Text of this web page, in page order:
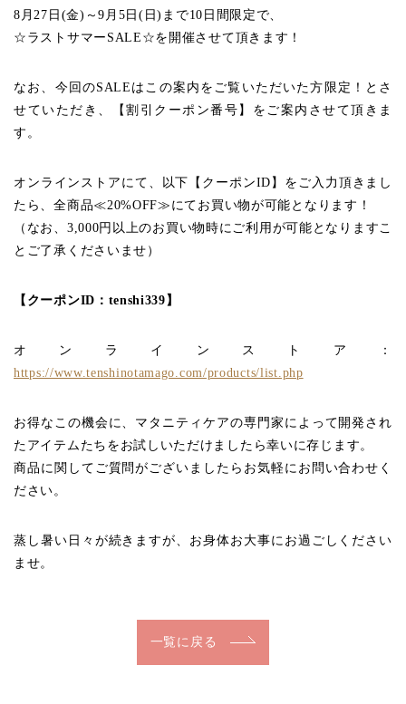
8月27日(金)～9月5日(日)まで10日間限定で、
☆ラストサマーSALE☆を開催させて頂きます！
なお、今回のSALEはこの案内をご覧いただいた方限定！とさ
せていただき、【割引クーポン番号】をご案内させて頂きま
す。
オンラインストアにて、以下【クーポンID】をご入力頂きまし
たら、全商品≪20%OFF≫にてお買い物が可能となります！
（なお、3,000円以上のお買い物時にご利用が可能となりますこ
とご了承くださいませ）
【クーポンID：tenshi339】
オンラインストア：
https://www.tenshinotamago.com/products/list.php
お得なこの機会に、マタニティケアの専門家によって開発され
たアイテムたちをお試しいただけましたら幸いに存じます。
商品に関してご質問がございましたらお気軽にお問い合わせく
ださい。
蒸し暑い日々が続きますが、お身体お大事にお過ごしください
ませ。
一覧に戻る